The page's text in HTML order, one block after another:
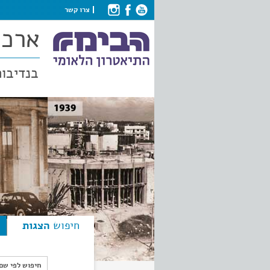
צרו קשר
חיפוש הצגות
חיפוש לפי